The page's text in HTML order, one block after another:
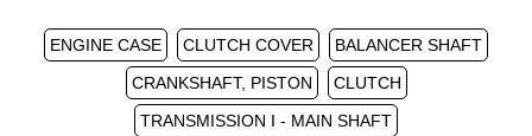
ENGINE CASE CLUTCH COVER
BALANCER SHAFT
CRANKSHAFT, PISTON
CLUTCH
TRANSMISSION I - MAIN SHAFT